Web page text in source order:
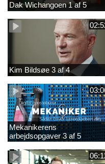
Dak Wichangoen 1 af 5
Kim Bildsøe 3 af 4
Mekanikerens
arbejdsopgaver 3 af 5
(lærepladssøgning)